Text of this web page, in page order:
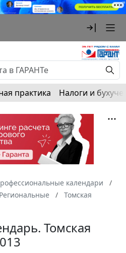
практика Налоги и
календари
Региональные
Томская
Томская